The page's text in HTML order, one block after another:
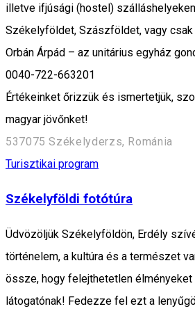
illetve ifjúsági (hostel)
Székelyföldet, Szászföldet, vagy csak
Orbán Árpád – az unitárius
0040-722-
Értékeinket őrizzük és ismertetjük,
magyar jövőnket!
537075 Székelyderzs, Románia
Turisztikai program
Székelyföldi fotótúra
Üdvözöljük Székelyföldön, Erdély
történelem, a kultúra és a természet
össze, hogy felejthetetlen élményeket
látogatónak! Fedezze fel ezt a